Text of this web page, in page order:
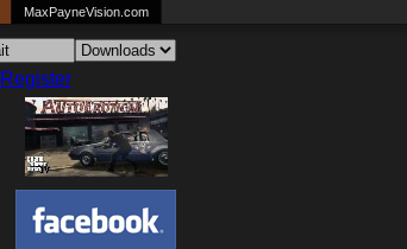
MaxPayneVision.com